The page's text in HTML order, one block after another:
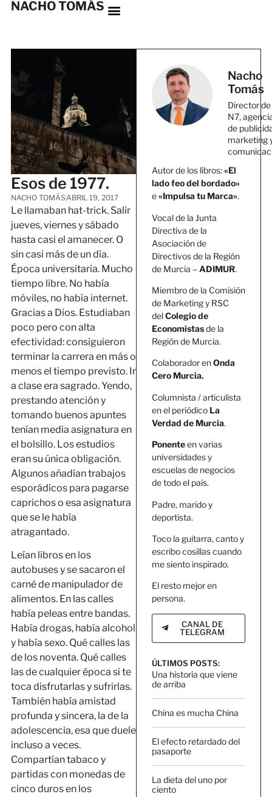
NACHO TOMÁS
Esos de 1977.
NACHO TOMÁSABRIL 19, 2017
Le llamaban hat-trick. Salir
jueves, viernes y sábado
hasta casi el amanecer. O
sin casi más de un día.
Época universitaria. Mucho
tiempo libre. No había
móviles, no había internet.
Gracias a Dios. Estudiaban
poco pero con alta
efectividad: consiguieron
terminar la carrera en más o
menos el tiempo previsto. Ir
a clase era sagrado. Yendo,
prestando atención y
tomando buenos apuntes
tenían media asignatura en
el bolsillo. Los estudios
eran su única obligación.
Algunos añadían trabajos
esporádicos para pagarse
caprichos o esa asignatura
que se le había
atragantado.
Leían libros en los
autobuses y se sacaron el
carné de manipulador de
alimentos. En las calles
había peleas entre bandas.
Había drogas, había alcohol
y había sexo. Qué calles las
de los noventa. Qué calles
las de cualquier época si te
toca disfrutarlas y sufrirlas.
También había amistad
profunda y sincera, la de la
adolescencia, esa que duele
incluso a veces.
Compartían tabaco y
partidas con monedas de
cinco duros en los
Nacho
Tomás
Director de
N7,
de
marketing
Autor de los libros:«El
lado feo del bordado»
e«Impulsa tu Marca».
Vocal de la Junta
Directiva de la
Asociación de
Directivos de la Región
de Murcia – ADIMUR.
Miembro de la Comisión
de Marketing y RSC
delColegio de
Economistasde la
Región de Murcia.
Colaborador enOnda
Cero Murcia.
Columnista / articulista
en el periódico La
Verdad de Murcia.
Ponenteen varias
universidades y
escuelas de negocios
de todo el país.
Padre, marido y
deportista.
Toco la guitarra, canto y
escribo cosillas cuando
me siento inspirado.
El resto mejor en
persona.
CANAL DE
TELEGRAM
ÚLTIMOS POSTS:
Una historia que viene
de arriba
China es mucha China
El efecto retardado del
pasaporte
La dieta del uno por
ciento